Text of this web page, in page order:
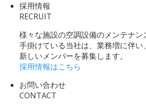
採用情報
RECRUIT
様々な施設の空調設備のメンテナン
手掛けている当社は、業務増に伴い、
新しいメンバーを募集します。
採用情報はこちら
お問い合わせ
CONTACT